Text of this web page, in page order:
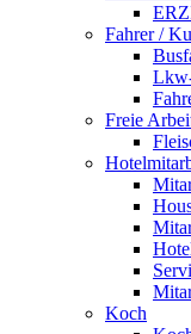
Fahrer /
Freie
Koch